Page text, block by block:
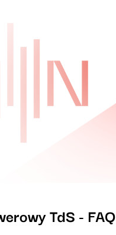
TdS - FAQ